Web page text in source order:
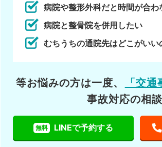
病院や整形外科だと時間が合わ
病院と整骨院を併用したい
むちうちの通院先はどこがいい
等お悩みの方は一度、 「交
事故対応の相
無料 LINEで予約する